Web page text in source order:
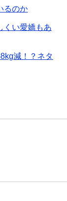
るのか
くい愛嬌もあ
減！？ネタ